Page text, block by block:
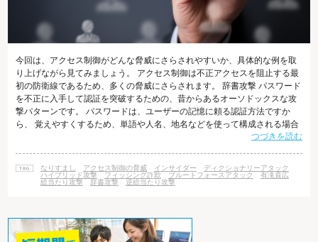
今回は、アクセス制御がどんな脅威にさらされやすいか、具体的な例を取
り上げながら見てみましょう。 アクセス制御は不正アクセスを阻止する最
初の防衛線であるため、多くの脅威にさらされます。 辞書攻撃 パスワード
を不正に入手して認証を突破するための、昔からあるオーソドックスな攻
撃パターンです。 パスワードは、ユーザーの記憶に頼る認証方法ですか
ら、 覚えやすくするため、単語や人名、地名などを使って構成される場合
が多くあります。 たとえば、「四季」「動物の名称」「食べ物の名前」
いのではないでしょうか。 辞書攻撃では、このような辞書に載っている単
語や、人名などパスワードに使われそうな単語を辞書化したものを用いま
す。 何万語という言葉を収
つづきを読む
なりすまし アクセス制御の脅威 インサイダー
ディクショナリーアタック
ハイブリッド攻撃
フィッシング詐欺 ブルートフォースアタック
有滝貴広
総当たり攻撃
辞書攻撃 逆総当たり攻撃